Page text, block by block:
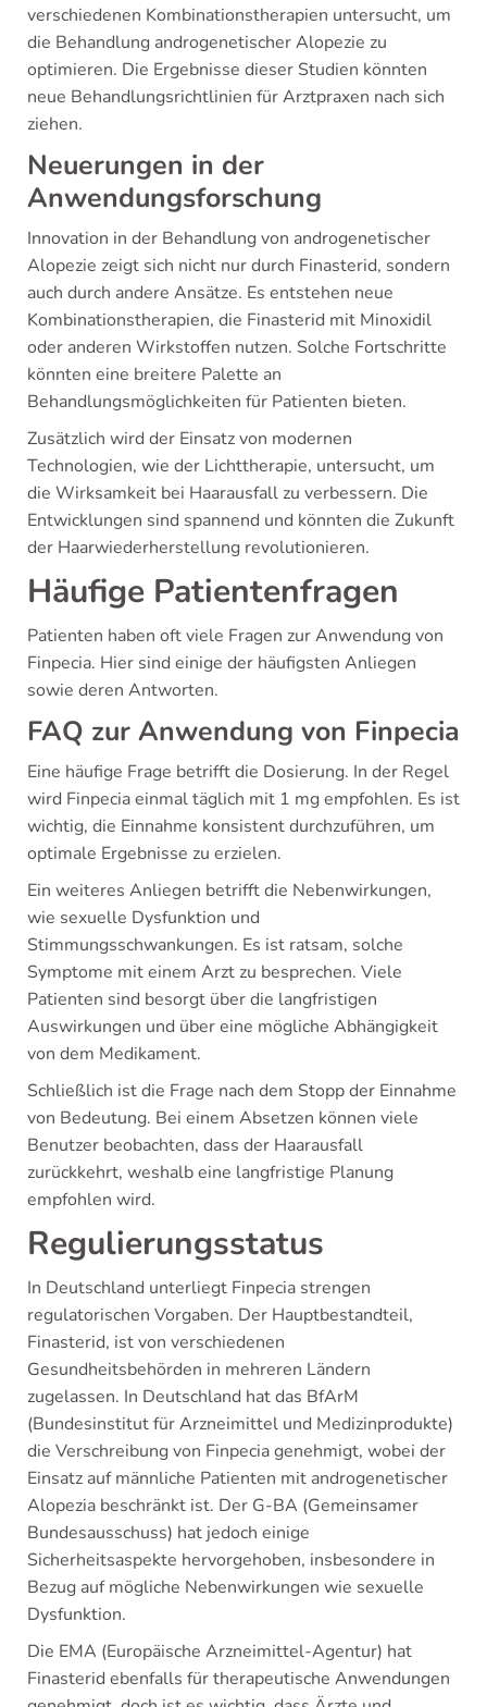
verschiedenen Kombinationstherapien untersucht, um
die Behandlung androgenetischer Alopezie zu
optimieren. Die Ergebnisse dieser Studien könnten
neue Behandlungsrichtlinien für Arztpraxen nach sich
ziehen.
Neuerungen in der
Anwendungsforschung
Innovation in der Behandlung von androgenetischer
Alopezie zeigt sich nicht nur durch Finasterid, sondern
auch durch andere Ansätze. Es entstehen neue
Kombinationstherapien, die Finasterid mit Minoxidil
oder anderen Wirkstoffen nutzen. Solche Fortschritte
könnten eine breitere Palette an
Behandlungsmöglichkeiten für Patienten bieten.
Zusätzlich wird der Einsatz von modernen
Technologien, wie der Lichttherapie, untersucht, um
die Wirksamkeit bei Haarausfall zu verbessern. Die
Entwicklungen sind spannend und könnten die Zukunft
der Haarwiederherstellung revolutionieren.
Häufige Patientenfragen
Patienten haben oft viele Fragen zur Anwendung von
Finpecia. Hier sind einige der häufigsten Anliegen
sowie deren Antworten.
FAQ zur Anwendung von Finpecia
Eine häufige Frage betrifft die Dosierung. In der Regel
wird Finpecia einmal täglich mit 1 mg empfohlen. Es ist
wichtig, die Einnahme konsistent durchzuführen, um
optimale Ergebnisse zu erzielen.
Ein weiteres Anliegen betrifft die Nebenwirkungen,
wie sexuelle Dysfunktion und
Stimmungsschwankungen. Es ist ratsam, solche
Symptome mit einem Arzt zu besprechen. Viele
Patienten sind besorgt über die langfristigen
Auswirkungen und über eine mögliche Abhängigkeit
von dem Medikament.
Schließlich ist die Frage nach dem Stopp der Einnahme
von Bedeutung. Bei einem Absetzen können viele
Benutzer beobachten, dass der Haarausfall
zurückkehrt, weshalb eine langfristige Planung
empfohlen wird.
Regulierungsstatus
In Deutschland unterliegt Finpecia strengen
regulatorischen Vorgaben. Der Hauptbestandteil,
Finasterid, ist von verschiedenen
Gesundheitsbehörden in mehreren Ländern
zugelassen. In Deutschland hat das BfArM
(Bundesinstitut für Arzneimittel und Medizinprodukte)
die Verschreibung von Finpecia genehmigt, wobei der
Einsatz auf männliche Patienten mit androgenetischer
Alopezia beschränkt ist. Der G-BA (Gemeinsamer
Bundesausschuss) hat jedoch einige
Sicherheitsaspekte hervorgehoben, insbesondere in
Bezug auf mögliche Nebenwirkungen wie sexuelle
Dysfunktion.
Die EMA (Europäische Arzneimittel-Agentur) hat
Finasterid ebenfalls für therapeutische Anwendungen